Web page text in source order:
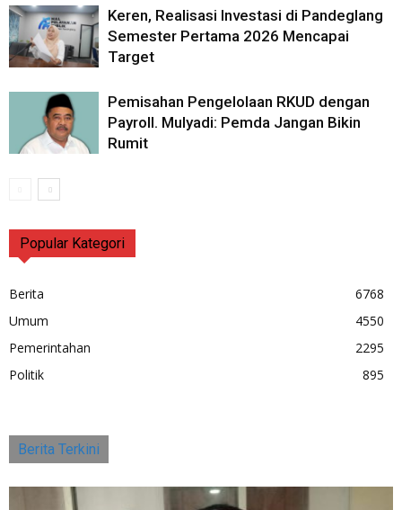
Keren, Realisasi Investasi di Pandeglang
Semester Pertama 2026 Mencapai
Target
Pemisahan Pengelolaan RKUD dengan
Payroll. Mulyadi: Pemda Jangan Bikin
Rumit
Popular Kategori
Berita
6768
Umum
4550
Pemerintahan
2295
Politik
895
Berita Terkini